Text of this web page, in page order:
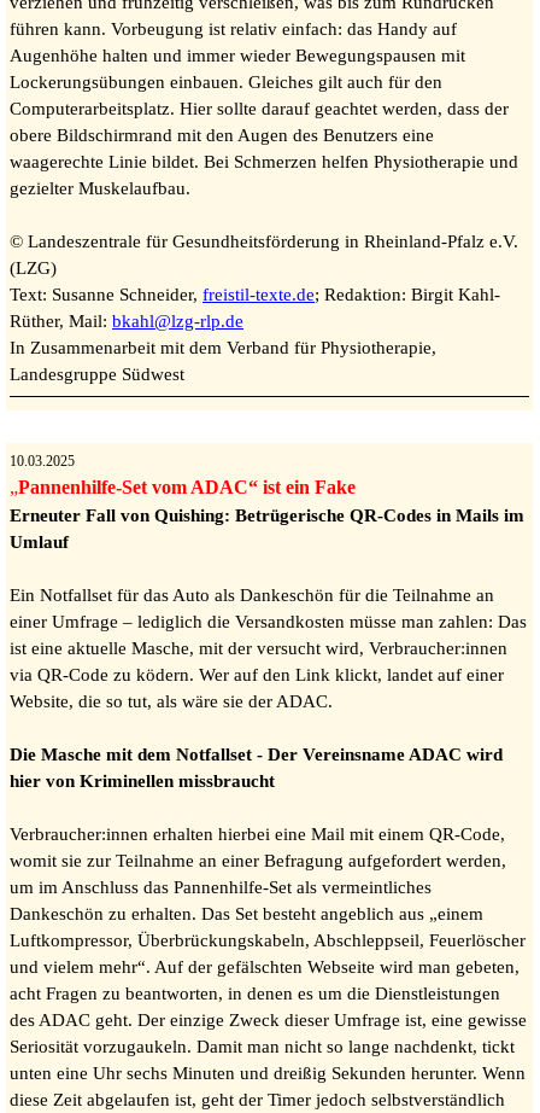
führen kann. Vorbeugung ist relativ einfach: das Handy auf
Augenhöhe halten und immer wieder Bewegungspausen mit
Lockerungsübungen einbauen. Gleiches gilt auch für den
Computerarbeitsplatz. Hier sollte darauf geachtet werden, dass der
obere Bildschirmrand mit den Augen des Benutzers eine
waagerechte Linie bildet. Bei Schmerzen helfen Physiotherapie und
gezielter Muskelaufbau.
© Landeszentrale für Gesundheitsförderung in Rheinland-Pfalz e.V.
(LZG)
Text: Susanne Schneider, freistil-texte.de; Redaktion: Birgit Kahl-
Rüther, Mail: bkahl@lzg-rlp.de
In Zusammenarbeit mit dem Verband für Physiotherapie,
Landesgruppe Südwest
10.03.2025
„Pаnnеnhilfе-Sеt vom ADAC“ ist ein Fake
Erneuter Fall von Quishing: Betrügerische QR-Codes in Mails im
Umlauf
Ein Notfallset für das Auto als Dankeschön für die Teilnahme an
einer Umfrage – lediglich die Versandkosten müsse man zahlen: Das
ist eine aktuelle Masche, mit der versucht wird, Verbraucher:innen
via QR-Code zu ködern. Wer auf den Link klickt, landet auf einer
Website, die so tut, als wäre sie der ADAC.
Die Masche mit dem Notfallset - Der Vereinsname ADAC wird
hier von Kriminellen missbraucht
Verbraucher:innen erhalten hierbei eine Mail mit einem QR-Code,
womit sie zur Teilnahme an einer Befragung aufgefordert werden,
um im Anschluss das Pа؜؜؜nnе؜؜؜nhilfе؜؜؜-Sе؜؜؜t als vermeintliches
Dankeschön zu erhalten. Das Set besteht angeblich aus „einem
Luftkompressor, Überbrückungskabeln, Abschleppseil, Feuerlöscher
und vielem mehr“. Auf der gefälschten Webseite wird man gebeten,
acht Fragen zu beantworten, in denen es um die Dienstleistungen
des ADAC geht. Der einzige Zweck dieser Umfrage ist, eine gewisse
Seriosität vorzugaukeln. Damit man nicht so lange nachdenkt, tickt
unten eine Uhr sechs Minuten und dreißig Sekunden herunter. Wenn
diese Zeit abgelaufen ist, geht der Timer jedoch selbstverständlich